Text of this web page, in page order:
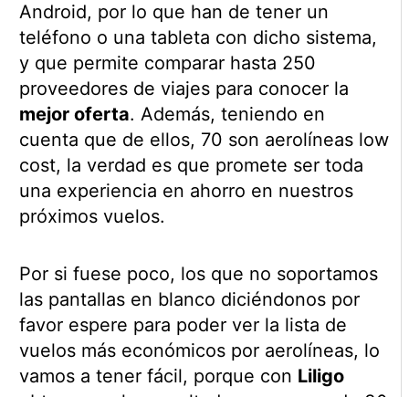
Android, por lo que han de tener un
teléfono o una tableta con dicho sistema,
y que permite comparar hasta 250
proveedores de viajes para conocer la
mejor oferta. Además, teniendo en
cuenta que de ellos, 70 son aerolíneas low
cost, la verdad es que promete ser toda
una experiencia en ahorro en nuestros
próximos vuelos.
Por si fuese poco, los que no soportamos
las pantallas en blanco diciéndonos por
favor espere para poder ver la lista de
vuelos más económicos por aerolíneas, lo
vamos a tener fácil, porque con Liligo